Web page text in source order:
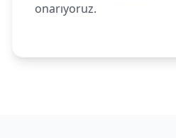
onarıyoruz.